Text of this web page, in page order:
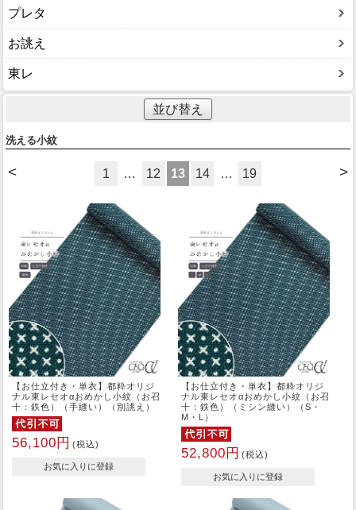
プレタ
お誂え
東レ
並び替え
洗える小紋
< >
1 … 12 13 14 … 19
【お仕立付き・単衣】都粋オリジ
ナル東レセオαおめかし小紋（お召
十：鉄色）（手縫い）（別誂え）
56,100円 (税込)
【お仕立付き・単衣】都粋オリジ
ナル東レセオαおめかし小紋（お召
十：鉄色）（ミシン縫い）（S・
M・L）
52,800円 (税込)